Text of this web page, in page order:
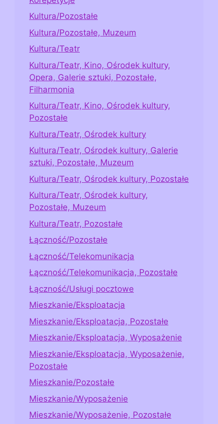
Kultura/Pozostałe
Kultura/Pozostałe, Muzeum
Kultura/Teatr
Kultura/Teatr, Kino, Ośrodek kultury,
Opera, Galerie sztuki, Pozostałe,
Filharmonia
Kultura/Teatr, Kino, Ośrodek kultury,
Pozostałe
Kultura/Teatr, Ośrodek kultury
Kultura/Teatr, Ośrodek kultury, Galerie
sztuki, Pozostałe, Muzeum
Kultura/Teatr, Ośrodek kultury, Pozostałe
Kultura/Teatr, Ośrodek kultury,
Pozostałe, Muzeum
Kultura/Teatr, Pozostałe
Łączność/Pozostałe
Łączność/Telekomunikacja
Łączność/Telekomunikacja, Pozostałe
Łączność/Usługi pocztowe
Mieszkanie/Eksploatacja
Mieszkanie/Eksploatacja, Pozostałe
Mieszkanie/Eksploatacja, Wyposażenie
Mieszkanie/Eksploatacja, Wyposażenie,
Pozostałe
Mieszkanie/Pozostałe
Mieszkanie/Wyposażenie
Mieszkanie/Wyposażenie, Pozostałe